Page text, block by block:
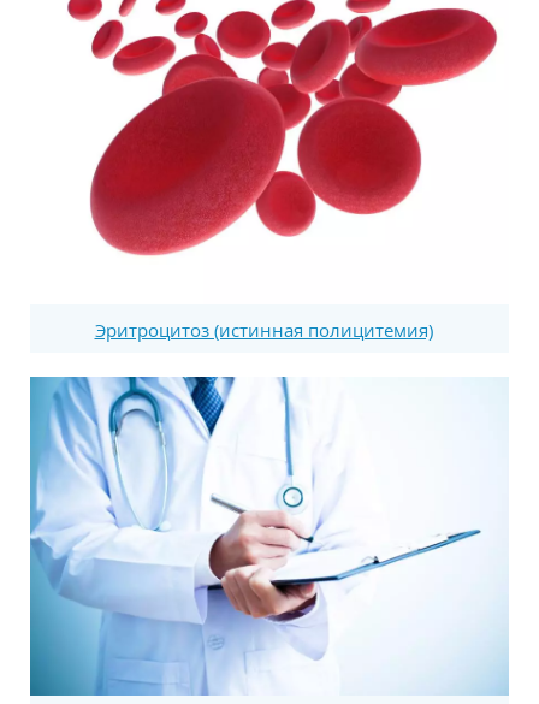
Эритроцитоз (истинная полицитемия)